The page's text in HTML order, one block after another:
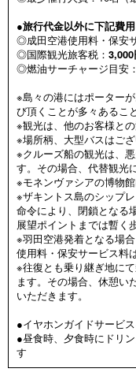
●旅行代金以外に下記費
◎成田空港使用料・保安
◎国際観光旅客税： 3,000
◎燃油サーチャージ目安：
※島々の港にはポーター
び頂くことが多々あるこ
※観光は、他のお客様と
※場所柄、大型バスはござ
※クルーズ船の観光は、
す。その場合、代替観光
※モネンヴァシアの博物
※ザキントス島のシップ
命令により、閉鎖となる
展望ポイントまでは暫く
※羽田空港発着となる場
使用料・保安サービス料
※往復とも乗り継ぎ地に
ます。その場合、休憩い
いただきます。
●イヤホンガイドサービ
●昼食時、夕食時にドリ
す